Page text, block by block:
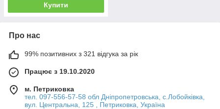
Купити
Про нас
99% позитивних з 321 відгука за рік
Працює з 19.10.2020
м. Петриковка
тел. 097-556-57-58 обл Дніпропетровська, с.Лобойківка,
вул. Центральна, 125 , Петриковка, Україна